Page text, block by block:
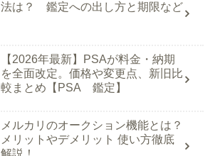
法は？ 鑑定への出し方と期限など
【2026年最新】PSAが料金・納期
を全面改定。価格や変更点、新旧比
較まとめ【PSA 鑑定】
メルカリのオークション機能とは？
メリットやデメリット 使い方徹底